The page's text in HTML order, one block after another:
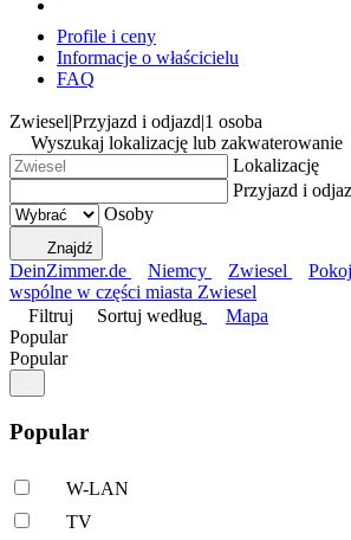
Profile i ceny
Informacje o właścicielu
FAQ
Zwiesel|Przyjazd i odjazd|1 osoba
Wyszukaj lokalizację lub zakwaterowanie
Lokalizację
Przyjazd i
Osoby
Znajdź
DeinZimmer.de Niemcy Zwiesel
wspólne w części miasta Zwiesel
Filtruj
Sortuj według
Mapa
Popular
Popular
Popular
W-LAN
TV